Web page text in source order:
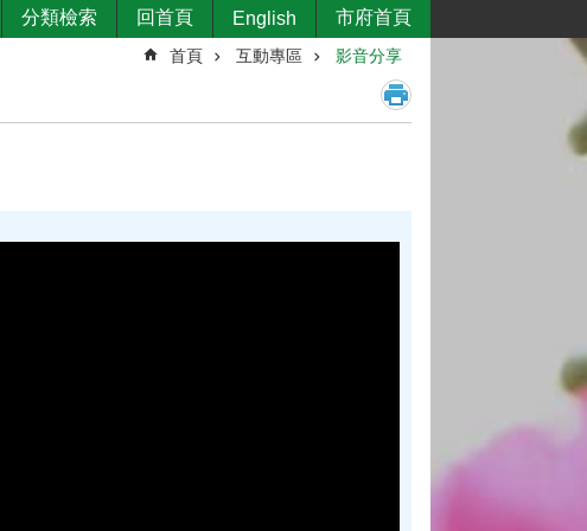
分類檢索 回首頁 English 市府首頁
首頁 互動專區 影音分享